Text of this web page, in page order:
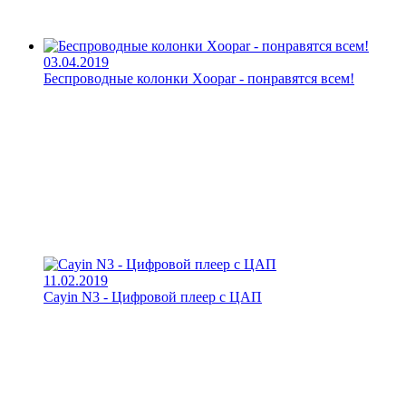
03.04.2019
Беспроводные колонки Xoopar - понравятся всем!
11.02.2019
Cayin N3 - Цифровой плеер с ЦАП